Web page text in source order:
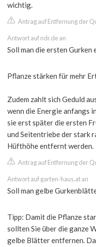
wichtig.
Antrag auf Entfernung der
Antwort auf ndr.de an
Soll man die ersten Gurken
Pflanze stärken für mehr
Zudem zahlt sich Geduld
wenn die Energie anfangs
sie erst später die ersten
und Seitentriebe der stark
Hüfthöhe entfernt werden.
Antrag auf Entfernung der
Antwort auf garten-haus.at an
Soll man gelbe
Tipp: Damit die Pflanze
sollten Sie über die ganze
gelbe Blätter entfernen.